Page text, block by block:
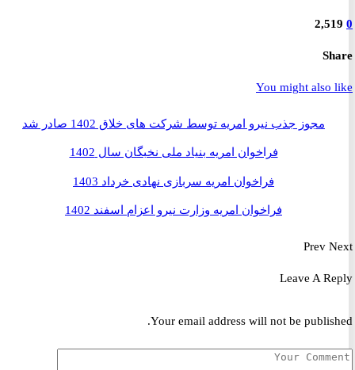
You might
مجوز جذب نیرو امریه توسط شرکت های خلاق 1402 صادر شد
فراخوان امریه بنیاد ملی نخبگان سال 1402
فراخوان امریه سربازی نهادی خرداد 1403
فراخوان امریه وزارت نیرو اعزام اسفند 1402
Prev
Leave A
Your email address will not be